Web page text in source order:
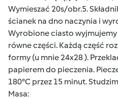
Wymieszać 20s/obr.5.
ścianek na dno naczynia i
Wyrobione ciasto
równe części. Każdą część
formy (u mnie 24x28 ).
papierem do pieczenia.
180°C przez 15 minut.
Masa: